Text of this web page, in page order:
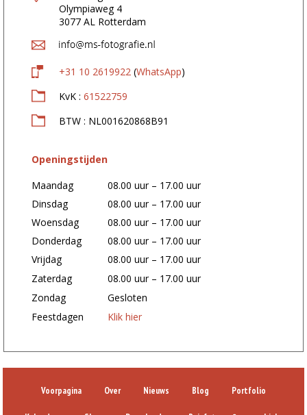
d
e
Olympiaweg 4
3077 AL Rotterdam
+31 10 2619922 (WhatsApp)
KvK :61522759
BTW : NL001620868B91
Openingstijden
Maandag
08.00 uur – 17.00 uur
Dinsdag
08.00 uur – 17.00 uur
Woensdag
08.00 uur – 17.00 uur
Donderdag
08.00 uur – 17.00 uur
Vrijdag
08.00 uur – 17.00 uur
Zaterdag
08.00 uur – 17.00 uur
Zondag
Gesloten
Feestdagen
Klik hier
Voorpagina Over Nieuws Blog Portfolio